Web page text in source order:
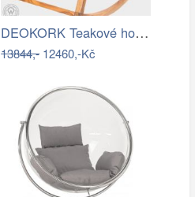
DEOKORK Teakové houpací křeslo STEFANO
13844,-12460,-Kč